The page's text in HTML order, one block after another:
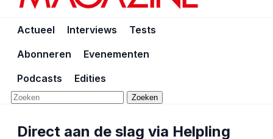
Actueel Interviews
Tests
Abonneren
Evenementen
Podcasts
Edities
Zoeken
Direct aan de slag via Helpling